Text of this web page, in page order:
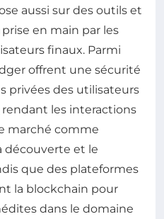
aussi sur des outils et
en main par les
finaux. Parmi
offrent une sécurité
privées des utilisateurs
les interactions
marché comme
découverte et le
que des plateformes
la blockchain pour
dans le domaine